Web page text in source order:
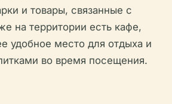
и товары, связанные с
на территории есть кафе,
удобное место для отдыха и
во время посещения.